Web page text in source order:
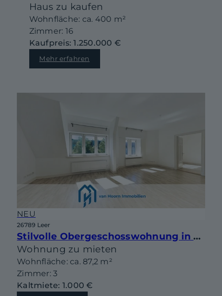
Haus zu kaufen
Wohnfläche: ca. 400 m²
Zimmer: 16
Kaufpreis: 1.250.000 €
Mehr erfahren
NEU
26789 Leer
Stilvolle Obergeschosswohnung in Jugendstilvilla von 1908
Wohnung zu mieten
Wohnfläche: ca. 87,2 m²
Zimmer: 3
Kaltmiete: 1.000 €